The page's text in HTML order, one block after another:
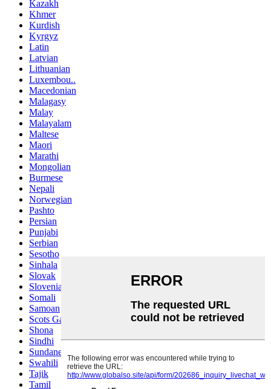
Kazakh
Khmer
Kurdish
Kyrgyz
Latin
Latvian
Lithuanian
Luxembou..
Macedonian
Malagasy
Malay
Malayalam
Maltese
Maori
Marathi
Mongolian
Burmese
Nepali
Norwegian
Pashto
Persian
Punjabi
Serbian
Sesotho
Sinhala
Slovak
Slovenian
Somali
Samoan
Scots Gaelic
Shona
Sindhi
Sundanese
Swahili
Tajik
Tamil